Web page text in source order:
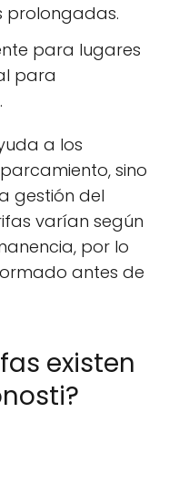
prolongadas.
para lugares
para
a los
sino
gestión del
varían según
por lo
antes de
existen